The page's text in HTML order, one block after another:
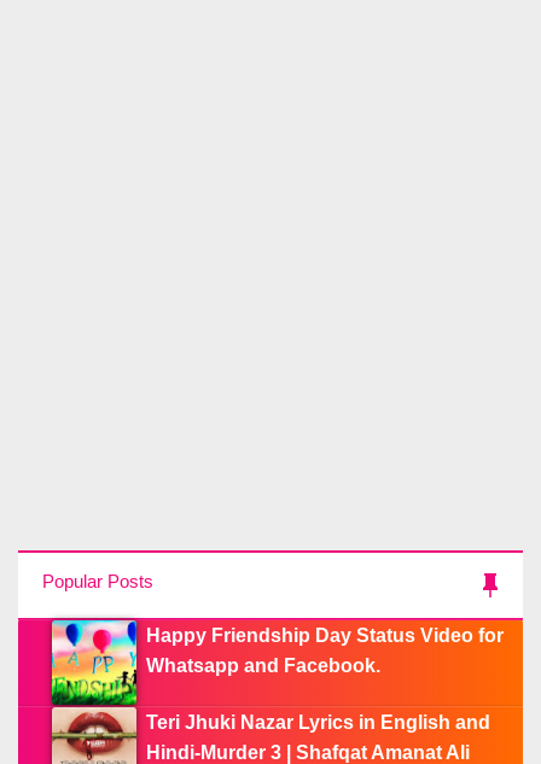
Popular Posts
Happy Friendship Day Status Video for
Whatsapp and Facebook.
Teri Jhuki Nazar Lyrics in English and
Hindi-Murder 3 | Shafqat Amanat Ali